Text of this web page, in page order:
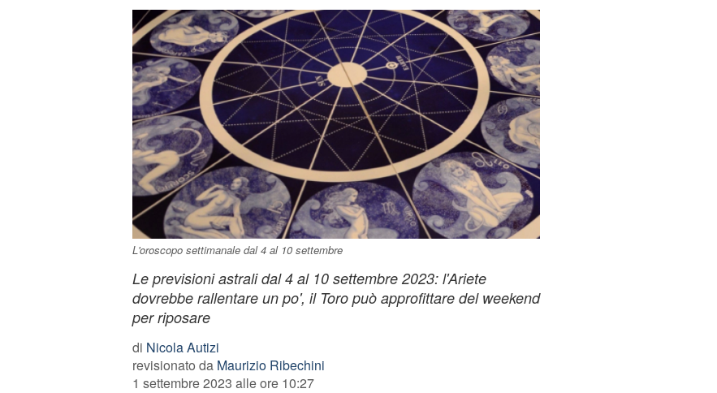
L'oroscopo settimanale dal 4 al 10 settembre
Le previsioni astrali dal 4 al 10 settembre 2023: l'Ariete
dovrebbe rallentare un po', il Toro può approfittare del weekend
per riposare
di Nicola Autizi
revisionato da Maurizio Ribechini
1 settembre 2023 alle ore 10:27